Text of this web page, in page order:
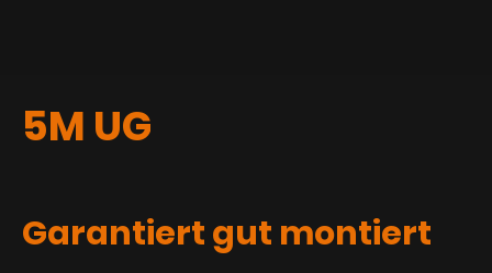
5M UG
Garantiert gut montiert